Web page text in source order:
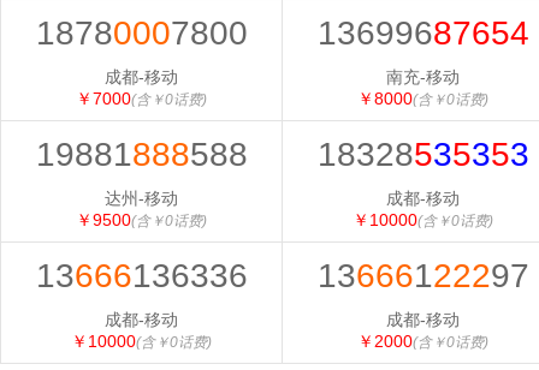
18780007800
成都-移动
￥7000(含￥0话费)
13699687654
南充-移动
￥8000(含￥0话费)
19881888588
达州-移动
￥9500(含￥0话费)
18328535353
成都-移动
￥10000(含￥0话费)
13666136336
成都-移动
￥10000(含￥0话费)
13666122297
成都-移动
￥2000(含￥0话费)